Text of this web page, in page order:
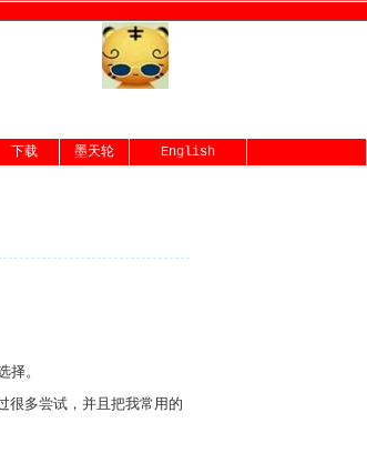
下载 墨天轮 English
择。
很多尝试，并且把我常用的